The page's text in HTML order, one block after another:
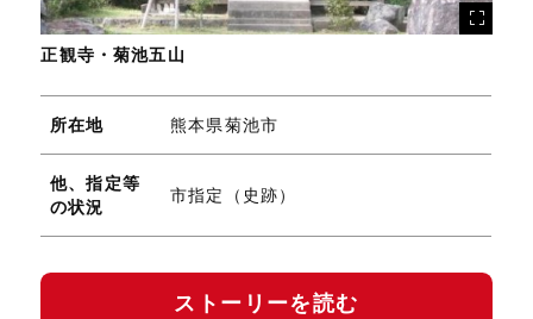
正観寺・菊池五山
所在地 熊本県菊池市
他、指定等
の状況
市指定（史跡）
ストーリーを読む